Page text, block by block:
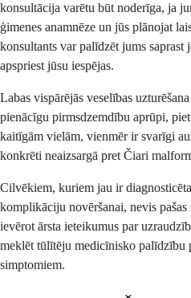
konsultācija varētu būt noderīga, ja
ģimenes anamnēze un jūs plānojat
konsultants var palīdzēt jums saprast
apspriest jūsu iespējas.
Labas vispārējās veselības
pienācīgu pirmsdzemdību aprūpi,
kaitīgām vielām, vienmēr ir svarīgi
konkrēti neaizsargā pret Čiari
Cilvēkiem, kuriem jau ir
komplikāciju novēršanai, nevis
ievērot ārsta ieteikumus par
meklēt tūlītēju medicīnisko palīdzību
simptomiem.